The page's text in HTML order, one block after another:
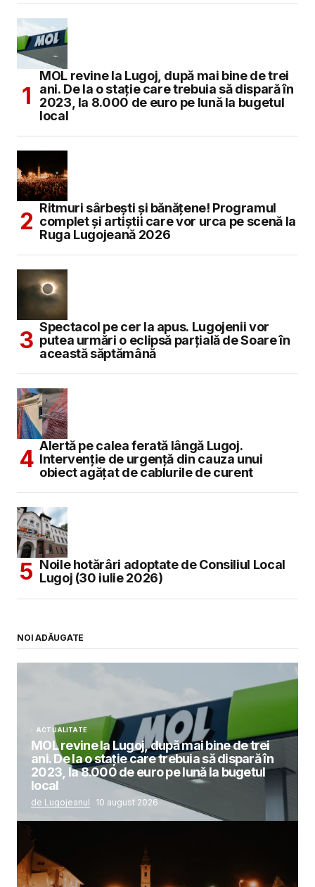
MOL revine la Lugoj, după mai bine de trei
ani. De la o stație care trebuia să dispară în
2023, la 8.000 de euro pe lună la bugetul
local
Ritmuri sârbești și bănățene! Programul
complet și artiștii care vor urca pe scenă la
Ruga Lugojeană 2026
Spectacol pe cer la apus. Lugojenii vor
putea urmări o eclipsă parțială de Soare în
această săptămână
Alertă pe calea ferată lângă Lugoj.
Intervenție de urgență din cauza unui
obiect agățat de cablurile de curent
Noile hotărâri adoptate de Consiliul Local
Lugoj (30 iulie 2026)
NOI ADĂUGATE
ACTUALITATE
MOL revine la Lugoj, după mai bine de trei
ani. De la o stație care trebuia să dispară în
2023, la 8.000 de euro pe lună la bugetul
local
de Lugojeanul 10 august 2026